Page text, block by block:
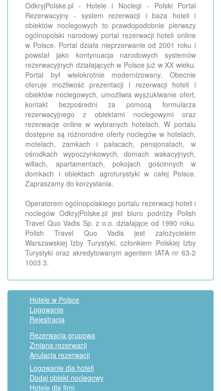
OdkryjPolske.pl - Hotele i Noclegi - Polski Portal
Rezerwacyjny - system rezerwacji i baza hoteli i
obiektów noclegowych to prawdopodobnie pierwszy
ogólnopolski narodowy portal rezerwacji hoteli online
w Polsce. Portal działa nieprzerwanie od 2001 roku i
powstał jako kontynuacja narodowych systemów
rezerwacyjnych działających w Polsce już w XX wieku.
Portal był wielokrotnie modernizowany. Obecnie
oferuje możliwość prezentacji i rezerwacji hoteli i
obiektów noclegowych, umożliwia wyszukiwanie ofert,
kontakt bezpośredni za pomocą formularza
rezerwacyjnego z obiektami noclegowymi oraz
rezerwacje online w wybranych hotelach. W portalu
dostępne są różnorodne oferty noclegów w hotelach,
motelach, zamkach i pałacach, pensjonatach, w
ośrodkach wypoczynkowych, domach wakacyjnych,
willach, apartamentach, pokojach gościnnych w
domkach i obiektach agroturystyki w całej Polsce.
Zapraszamy do korzystania.
Operatorem ogólnopolskiego portalu rezerwacji hoteli i
noclegów OdkryjPolske.pl jest biuro podróży Polish
Travel Quo Vadis Sp. z o.o. działające od 1990 roku.
Polish Travel Quo Vadis jest założycielem
Warszawskiej Izby Turystyki, członkiem Polskiej Izby
Turystyki oraz akredytowanym agentem IATA nr 63-2
1003 3.
Hotele w Polsce
Logowanie
Rejestracja
Rezerwacja grupowa
Zmiana rezerwacji
Anulacja rezerwacji
Logowanie dla hoteli
Dodaj obiekt noclegowy
Hotele dla firm